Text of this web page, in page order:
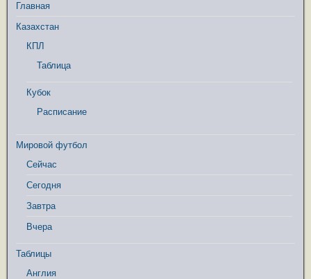
Главная
Казахстан
КПЛ
Таблица
Кубок
Расписание
Мировой футбол
Сейчас
Сегодня
Завтра
Вчера
Таблицы
Англия